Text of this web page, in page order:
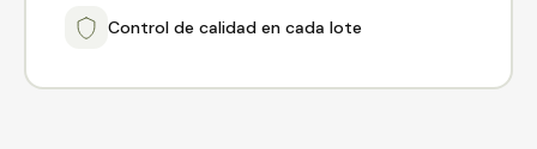
Control de calidad en cada lote